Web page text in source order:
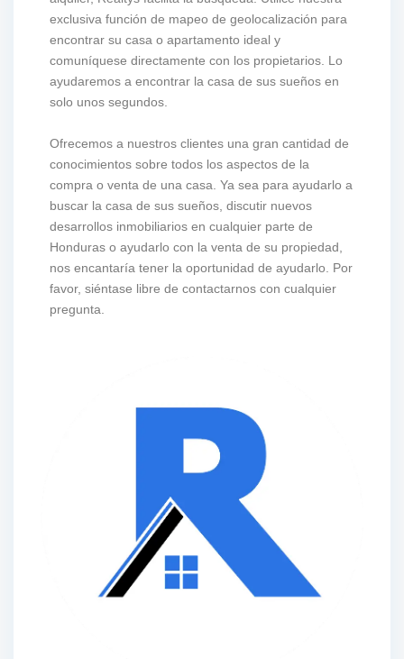
exclusiva función de mapeo de geolocalización para
encontrar su casa o apartamento ideal y
comuníquese directamente con los propietarios. Lo
ayudaremos a encontrar la casa de sus sueños en
solo unos segundos.
Ofrecemos a nuestros clientes una gran cantidad de
conocimientos sobre todos los aspectos de la
compra o venta de una casa. Ya sea para ayudarlo a
buscar la casa de sus sueños, discutir nuevos
desarrollos inmobiliarios en cualquier parte de
Honduras o ayudarlo con la venta de su propiedad,
nos encantaría tener la oportunidad de ayudarlo. Por
favor, siéntase libre de contactarnos con cualquier
pregunta.